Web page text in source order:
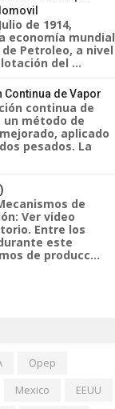
de 1914,
economía mundial
Petroleo, a nivel
del ...
Continua de Vapor
continua de
un método de
aplicado
pesados. La
de
Ver video
Entre los
este
de producc...
Opep
Mexico
EEUU